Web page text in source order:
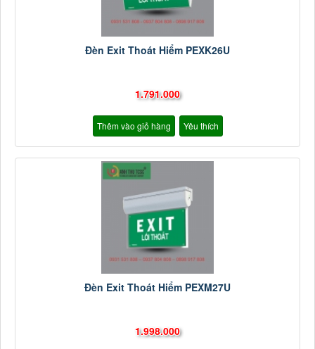
Đèn Exit Thoát Hiểm PEXK26U
1.791.000
Thêm vào giỏ hàng Yêu thích
Đèn Exit Thoát Hiểm PEXM27U
1.998.000